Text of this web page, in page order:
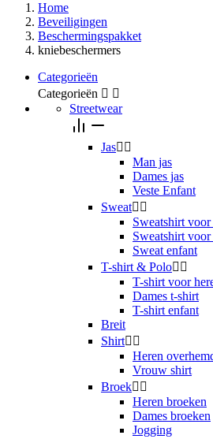
Home
Beveiligingen
Beschermingspakket
kniebeschermers
Categorieën
Categorieën  
Streetwear
Jas 
Man jas
Dames jas
Veste Enfant
Sweat 
Sweatshirt voor
Sweatshirt voor
Sweat enfant
T-shirt & Polo 
T-shirt voor
Dames t-shirt
T-shirt enfant
Breit
Shirt 
Heren
Vrouw shirt
Broek 
Heren broeken
Dames broeken
Jogging